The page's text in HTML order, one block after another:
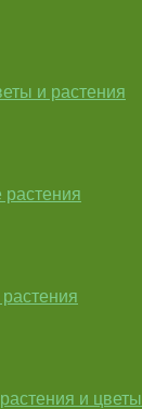
и растения
растения
и цветы